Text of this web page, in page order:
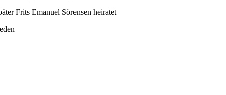
Frits Emanuel Sörensen heiratet